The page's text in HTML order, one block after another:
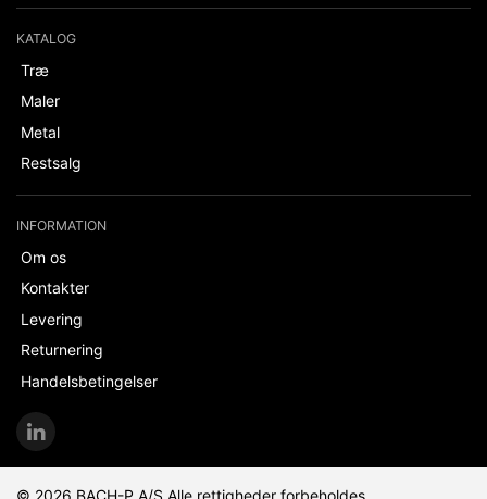
KATALOG
Træ
Maler
Metal
Restsalg
INFORMATION
Om os
Kontakter
Levering
Returnering
Handelsbetingelser